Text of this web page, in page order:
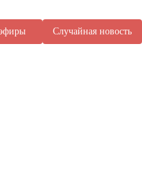
Случайная новость